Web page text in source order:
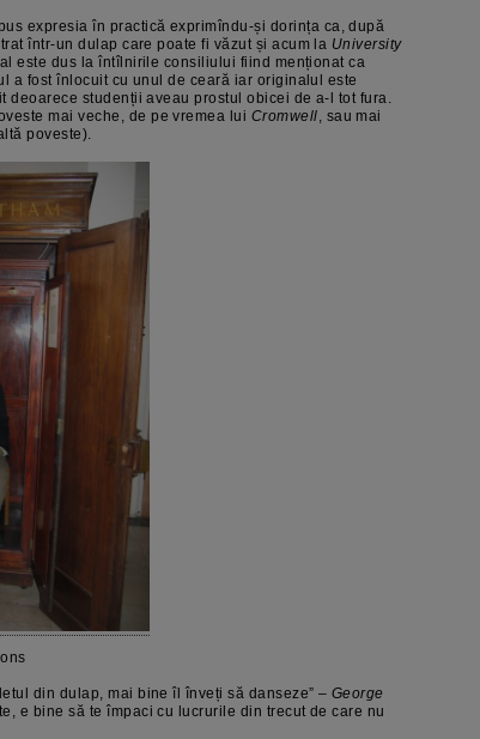
expresia în practică exprimîndu-și dorința ca, după
într-un dulap care poate fi văzut și acum la University
este dus la întîlnirile consiliului fiind menționat ca
a fost înlocuit cu unul de ceară iar originalul este
deoarece studenții aveau prostul obicei de a-l tot fura.
mai veche, de pe vremea lui Cromwell, sau mai
poveste).
din dulap, mai bine îl înveți să danseze” – George
e bine să te împaci cu lucrurile din trecut de care nu